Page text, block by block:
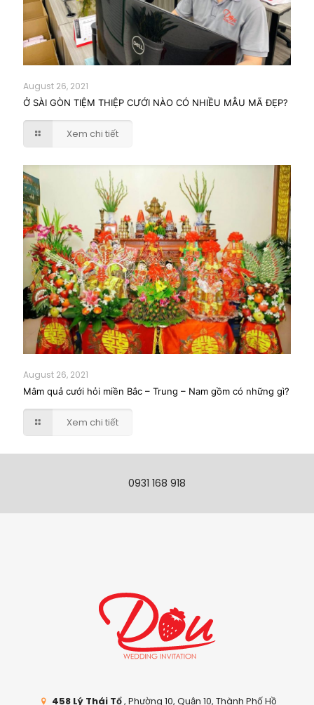
August 26, 2021
Ở SÀI GÒN TIỆM THIỆP CƯỚI NÀO CÓ NHIỀU MẪU MÃ ĐẸP?
Xem chi tiết
August 26, 2021
Mâm quả cưới hỏi miền Bắc – Trung – Nam gồm có những gì?
Xem chi tiết
0931 168 918
458 Lý Thái Tổ, Phường 10, Quận 10, Thành Phố Hồ